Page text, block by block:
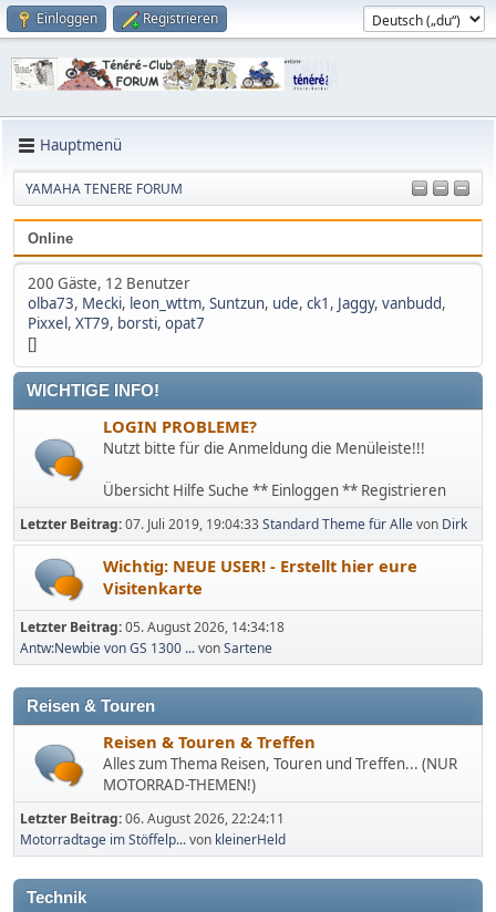
Einloggen Registrieren
Hauptmenü
YAMAHA TENERE FORUM
Online
200 Gäste, 12 Benutzer
olba73, Mecki, leon_wttm, Suntzun, ude, ck1 , Jaggy, vanbudd,
Pixxel, XT79, borsti, opat7
[]
WICHTIGE INFO!
LOGIN PROBLEME?
Nutzt bitte für die Anmeldung die Menüleiste!!!
Übersicht Hilfe Suche ** Einloggen ** Registrieren
Letzter Beitrag:07. Juli 2019, 19:04:33Standard Theme für Allevon Dirk
Wichtig: NEUE USER! - Erstellt hier eure
Visitenkarte
Letzter Beitrag:05. August 2026, 14:34:18
Antw:Newbie von GS 1300 ...vonSartene
Reisen & Touren
Reisen & Touren & Treffen
Alles zum Thema Reisen, Touren und Treffen... (NUR
MOTORRAD-THEMEN!)
Letzter Beitrag:06. August 2026, 22:24:11
Motorradtage im Stöffelp...von kleinerHeld
Technik